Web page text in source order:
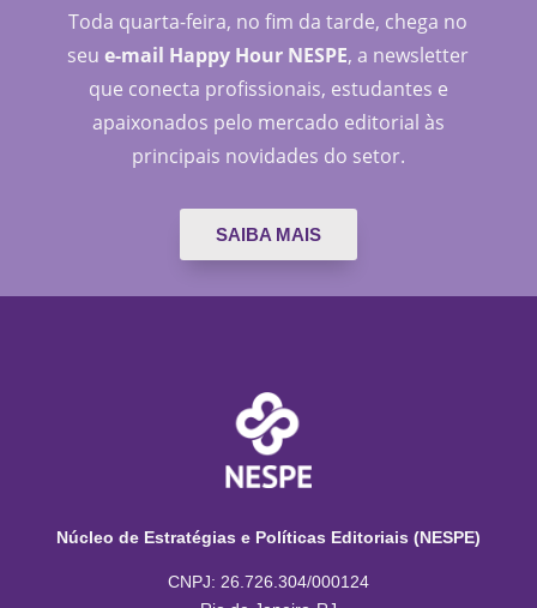
Toda quarta-feira, no fim da tarde, chega no
seue-mail Happy Hour NESPE, a newsletter
que conecta profissionais, estudantes e
apaixonados pelo mercado editorial às
principais novidades do setor.
SAIBA MAIS
Núcleo de Estratégias e Políticas Editoriais (NESPE)
CNPJ: 26.726.304/000124